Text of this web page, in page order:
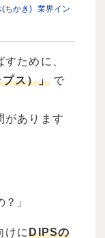
(ちかき) 業界イン
ために、
プス）」 で
があります
」
けにDIPSの